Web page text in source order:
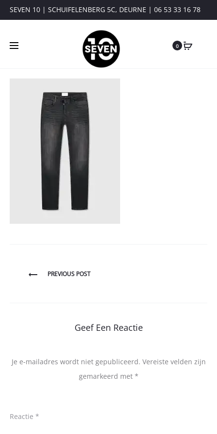
SEVEN 10 | SCHUIFELENBERG 5C, DEURNE | 06 53 33 16 78
0
BerichtPREVIOUS POST
Geef Een Reactie
Je e-mailadres wordt niet gepubliceerd. Vereiste velden zijn
gemarkeerd met *
Reactie *